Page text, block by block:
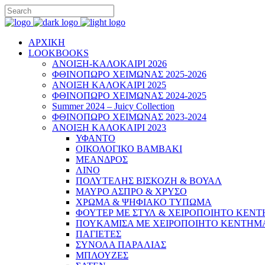
ΑΡΧΙΚΗ
LOOKBOOKS
ΑΝΟΙΞΗ-ΚΑΛΟΚΑΙΡΙ 2026
ΦΘΙΝΟΠΩΡΟ ΧΕΙΜΩΝΑΣ 2025-2026
ΑΝΟΙΞΗ ΚΑΛΟΚΑΙΡΙ 2025
ΦΘΙΝΟΠΩΡΟ ΧΕΙΜΩΝΑΣ 2024-2025
Summer 2024 – Juicy Collection
ΦΘΙΝΟΠΩΡΟ ΧΕΙΜΩΝΑΣ 2023-2024
ΑΝΟΙΞΗ ΚΑΛΟΚΑΙΡΙ 2023
ΥΦΑΝΤΟ
ΟΙΚΟΛΟΓΙΚΟ ΒΑΜΒΑΚΙ
ΜΕΑΝΔΡΟΣ
ΛΙΝΟ
ΠΟΛΥΤΕΛΗΣ ΒΙΣΚΟΖΗ & ΒΟΥΑΛ
ΜΑΥΡΟ ΑΣΠΡΟ & ΧΡΥΣΟ
ΧΡΩΜΑ & ΨΗΦΙΑΚΟ ΤΥΠΩΜΑ
ΦΟΥΤΕΡ ΜΕ ΣΤΥΛ & ΧΕΙΡΟΠΟΙΗΤΟ
ΠΟΥΚΑΜΙΣΑ ΜΕ ΧΕΙΡΟΠΟΙΗΤΟ
ΠΑΓΙΕΤΕΣ
ΣΥΝΟΛΑ ΠΑΡΑΛΙΑΣ
ΜΠΛΟΥΖΕΣ